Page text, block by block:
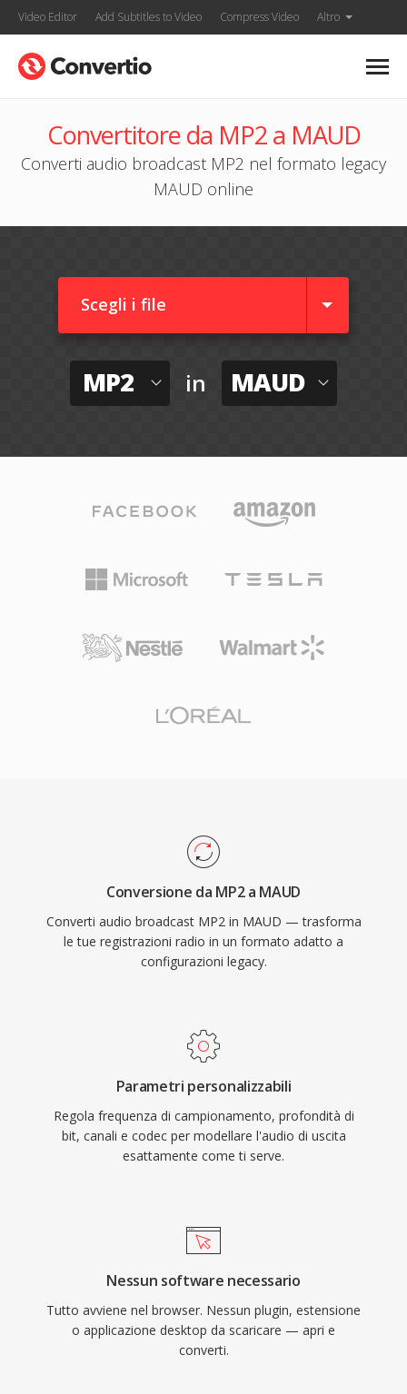
Video Editor Add Subtitles to Video Compress Video Altro
Convertitore da MP2 a MAUD
Converti audio broadcast MP2 nel formato legacy
MAUD online
Scegli i file
MP2 in MAUD
Conversione da MP2 a MAUD
Converti audio broadcast MP2 in MAUD — trasforma
le tue registrazioni radio in un formato adatto a
configurazioni legacy.
Parametri personalizzabili
Regola frequenza di campionamento, profondità di
bit, canali e codec per modellare l'audio di uscita
esattamente come ti serve.
Nessun software necessario
Tutto avviene nel browser. Nessun plugin, estensione
o applicazione desktop da scaricare — apri e
converti.